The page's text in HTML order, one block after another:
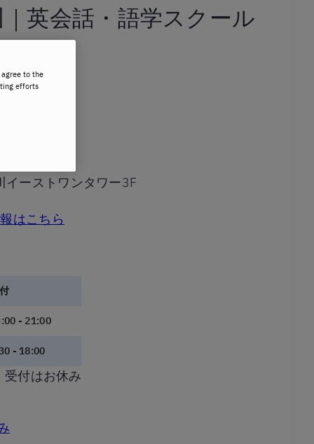
英会話・語学スクール
ーストワンタワー3F
はこちら
- 21:00
- 18:00
付はお休み
to the
efforts